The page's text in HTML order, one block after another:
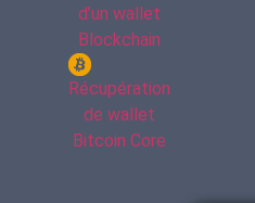
d’un wallet
Blockchain
Récupération
de wallet
Bitcoin Core